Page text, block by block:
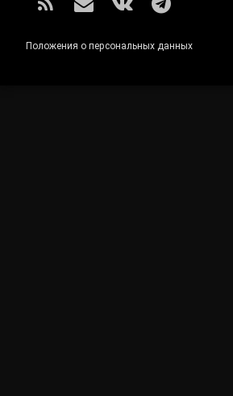
RSS E-mailВКонтакте
Telegram
Положения о персональных данных